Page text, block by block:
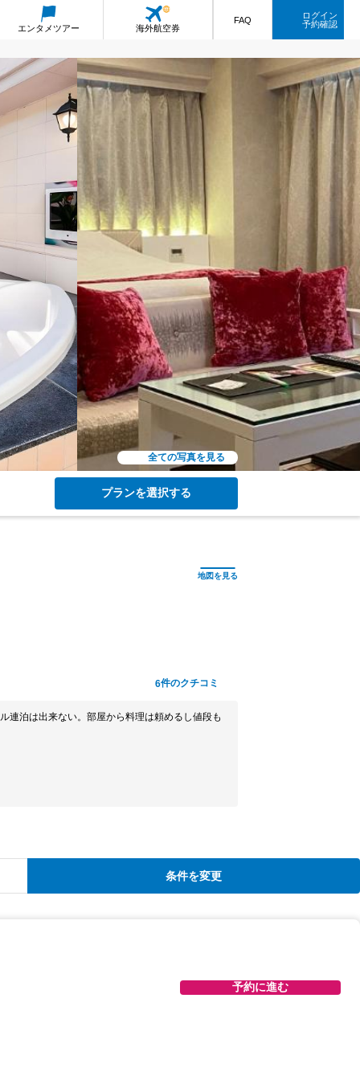
エンタメツアー 海外航空券
FAQ
ログイン
予約確認
全ての写真を見る
プランを選択する
6件のクチコミ
連泊は出来ない。部屋から料理は頼めるし値段も
条件を変更
予約に進む